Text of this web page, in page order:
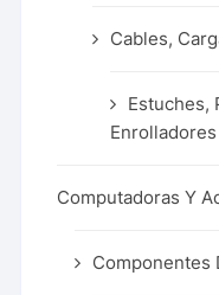
Cables,
Estuches,
Computadoras Y
Componentes